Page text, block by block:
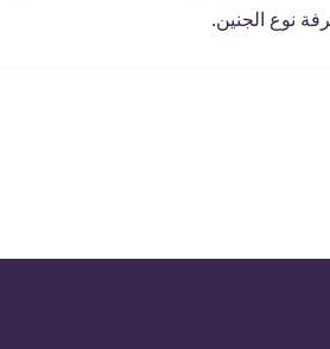
نوع الجنين.